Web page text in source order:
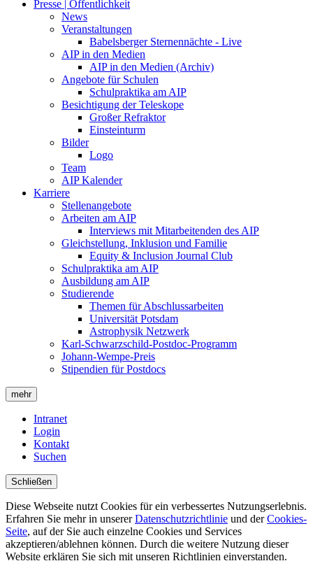
Presse | Öffentlichkeit
News
Veranstaltungen
Babelsberger Sternennächte - Live
AIP in den Medien
AIP in den Medien (Archiv)
Angebote für Schulen
Schulpraktika am AIP
Besichtigung der Teleskope
Großer Refraktor
Einsteinturm
Bilder
Logo
Team
AIP Kalender
Karriere
Stellenangebote
Arbeiten am AIP
Interviews mit Mitarbeitenden des AIP
Gleichstellung, Inklusion und Familie
Equity & Inclusion Journal Club
Schulpraktika am AIP
Ausbildung am AIP
Studierende
Themen für Abschlussarbeiten
Universität Potsdam
Astrophysik Netzwerk
Karl-Schwarzschild-Postdoc-Programm
Johann-Wempe-Preis
Stipendien für Postdocs
mehr
Intranet
Login
Kontakt
Suchen
Schließen
Diese Webseite nutzt Cookies für ein verbessertes Nutzungserlebnis.
Erfahren Sie mehr in unsererDatenschutzrichtlinie und derCookies-
Seite, auf der Sie auch einzelne Cookies und Services
akzeptieren/ablehnen können. Durch die weitere Nutzung dieser
Website erklären Sie sich mit unseren Richtlinien einverstanden.